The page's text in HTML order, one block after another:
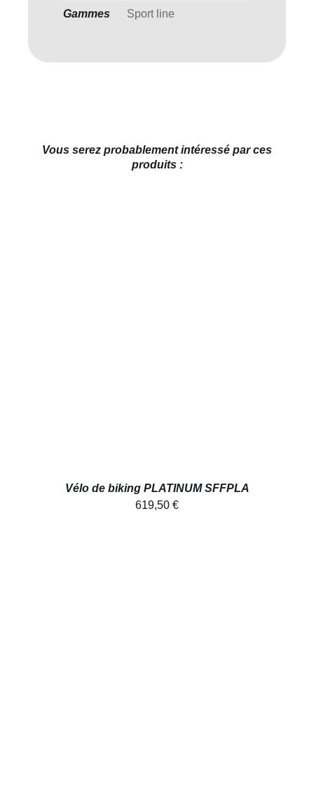
Gammes Sport line
Vous serez probablement intéressé par ces
produits :
Vélo de biking PLATINUM SFFPLA
619,50 €